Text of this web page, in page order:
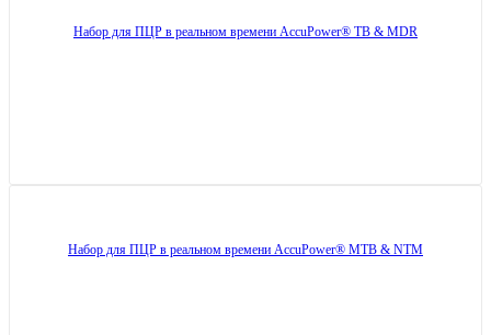
Набор для ПЦР в реальном времени AccuPower® TB & MDR
Набор для ПЦР в реальном времени AccuPower® MTB & NTM